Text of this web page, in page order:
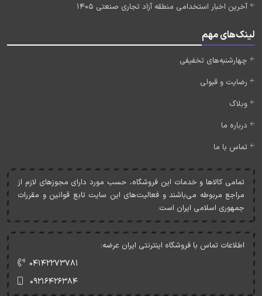
آخرین اخبار استخدامی منطقه آزاد تجاری صنعتی 1405
لینک‌های مهم
چهارشنبه‌های تخفیفی
رضایت و قبولی
وبلاگ
درباره ما
تماس با ما
تمامی کالاها و خدمات اين فروشگاه، حسب مورد دارای مجوزهای لازم از
مراجع مربوطه می‌باشند و فعاليت‌های اين سايت تابع قوانين و مقررات
جمهوری اسلامی ايران است.
اطلاعات تماس با فروشگاه اینترنتی ایران عرضه:
۰۴۱۴۲۲۷۳۷۸۱
۰۹۲۱۶۴۲۶۳۸۴